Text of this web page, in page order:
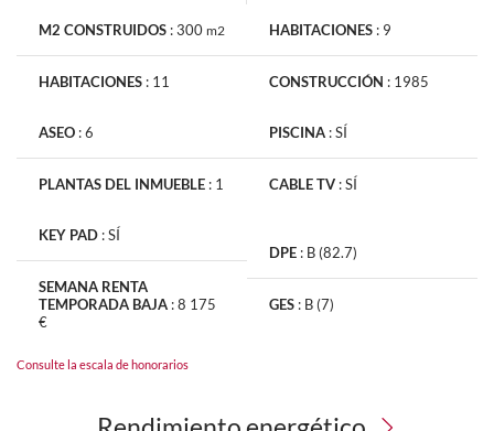
M2 CONSTRUIDOS :300 m2
HABITACIONES : 11
HABITACIONES : 9
CONSTRUCCIÓN : 1985
ASEO :6
PLANTAS DEL INMUEBLE : 1
PISCINA :SÍ
CABLE TV :SÍ
KEY PAD :SÍ
SEMANA RENTA
TEMPORADA BAJA :8 175
€
DPE : B (82.7)
GES : B (7)
Consulte la escala de honorarios
La información recabada es necesaria para la tramitación de su
vinculo . En todo momento dispone de un derecho de acceso, de
modificación, de rectificación y supresión.
Recibe noticias anuncios similares